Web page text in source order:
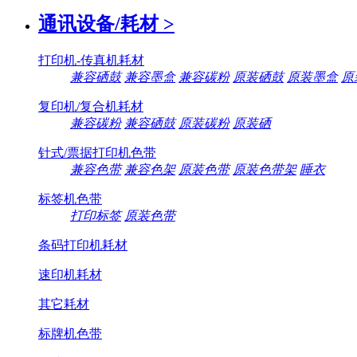
通讯设备/耗材 >
打印机-传真机耗材
兼容硒鼓 兼容墨盒 兼容碳粉 原装硒鼓 原装墨盒
复印机/复合机耗材
兼容碳粉 兼容硒鼓 原装碳粉 原装硒
针式/票据打印机色带
兼容色带 兼容色架 原装色带 原装色带架 睡衣
标签机色带
打印标签 原装色带
条码打印机耗材
速印机耗材
其它耗材
标牌机色带